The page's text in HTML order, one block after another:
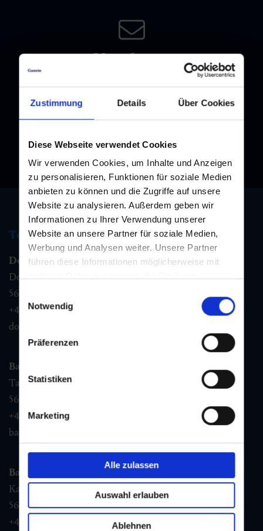
Zustimmung Details Über Cookies
Diese Webseite verwendet Cookies
Wir verwenden Cookies, um Inhalte und Anzeigen
zu personalisieren, Funktionen für soziale Medien
anbieten zu können und die Zugriffe auf unsere
Website zu analysieren. Außerdem geben wir
Informationen zu Ihrer Verwendung unserer
Website an unsere Partner für soziale Medien,
Werbung und Analysen weiter. Unsere Partner
führen diese Informationen möglicherweise mit
Nutzung der Dienste gesammelt haben.
Einwilligungsauswahl
Notwendig
Präferenzen
Statistiken
Marketing
Alle zulassen
Auswahl erlauben
Ablehnen
Newsletter
Melden Sie sich bei unserem Newsletter an, und bleiben Sie
immer am Laufenden!
Tourismus Information
Dorfgastein
Dorfstraße 1,
5632
+43 6432 3393 460
dorfgastein@gastein.com
Bad Hofgastein
Tauernplatz 1,
5630
+43 6432 3393 260
badhofgastein@gastein.com
Bad Gastein
Kaiser Franz Josefstr. 27,
5640 Bad Gastein
+43 6432 3393 560